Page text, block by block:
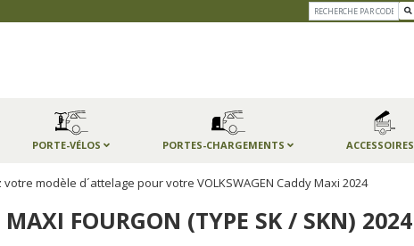
PORTE-VÉLOS PORTES-CHARGEMENTS ACCESSOIRES
modèle d´attelage pour votre VOLKSWAGEN Caddy Maxi 2024
FOURGON (TYPE SK / SKN) 2024